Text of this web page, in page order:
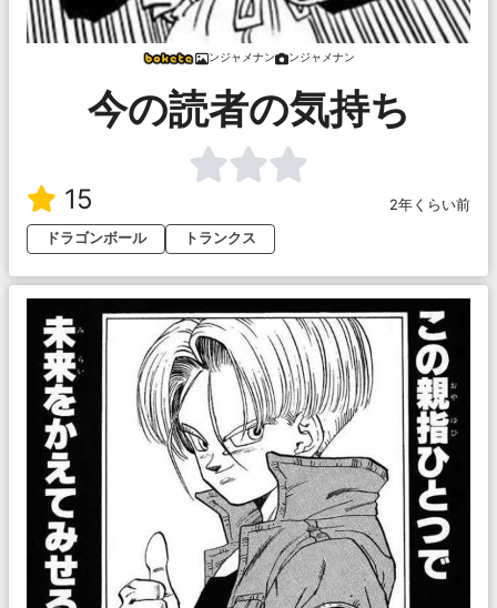
ンジャメナン ンジャメナン
今の読者の気持ち
15
2年くらい前
ドラゴンボール
トランクス